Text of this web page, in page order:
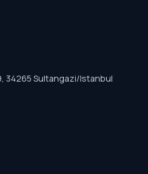
34265 Sultangazi/Istanbul